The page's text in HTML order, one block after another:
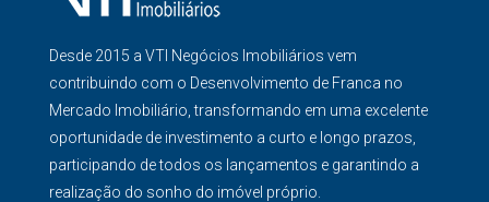
Desde 2015 a VTI Negócios Imobiliários vem
contribuindo com o Desenvolvimento de Franca no
Mercado Imobiliário, transformando em uma excelente
oportunidade de investimento a curto e longo prazos,
participando de todos os lançamentos e garantindo a
realização do sonho do imóvel próprio.